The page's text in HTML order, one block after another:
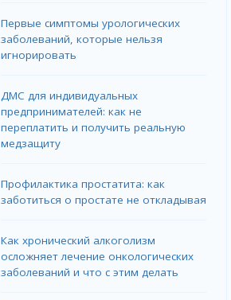
Первые симптомы урологических
заболеваний, которые нельзя
игнорировать
ДМС для индивидуальных
предпринимателей: как не
переплатить и получить реальную
медзащиту
Профилактика простатита: как
заботиться о простате не откладывая
Как хронический алкоголизм
осложняет лечение онкологических
заболеваний и что с этим делать